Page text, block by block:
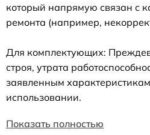
который напрямую связан с
ремонта (например,
Для комплектующих:
строя, утрата
заявленным
использовании.
Показать полностью